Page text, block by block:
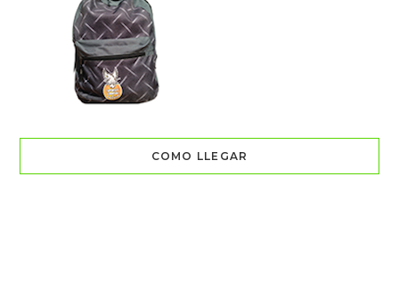
COMO LLEGAR